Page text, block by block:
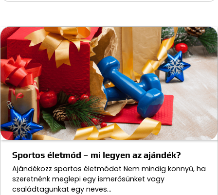
Sportos életmód – mi legyen az ajándék?
Ajándékozz sportos életmódot Nem mindig könnyű, ha
szeretnénk meglepi egy ismerősünket vagy
családtagunkat egy neves…